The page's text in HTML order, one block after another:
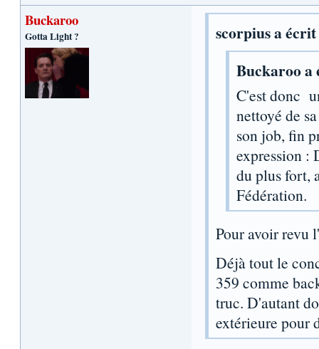
Buckaroo
Gotta Light ?
scorpius a
Buckaroo
C'est donc
nettoyé de
son job, fin
expression :
du plus fort,
Fédération.
Pour avoir revu
Déjà tout le
359 comme
truc. D'autant
extérieure pour